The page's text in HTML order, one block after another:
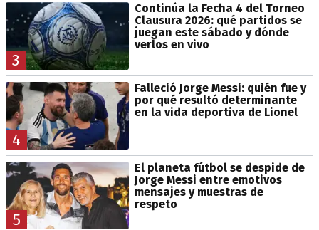
3
Continúa la Fecha 4 del Torneo
Clausura 2026: qué partidos se
juegan este sábado y dónde
verlos en vivo
4
Falleció Jorge Messi: quién fue y
por qué resultó determinante
en la vida deportiva de Lionel
5
El planeta fútbol se despide de
Jorge Messi entre emotivos
mensajes y muestras de
respeto